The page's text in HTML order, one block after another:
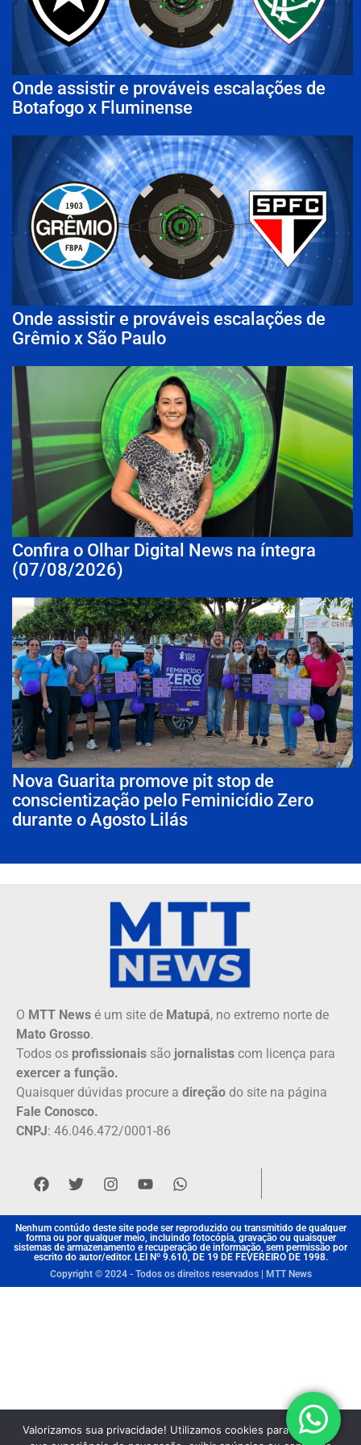
Onde assistir e prováveis escalações de
Botafogo x Fluminense
Onde assistir e prováveis escalações de
Grêmio x São Paulo
Confira o Olhar Digital News na íntegra
(07/08/2026)
Nova Guarita promove pit stop de
conscientização pelo Feminicídio Zero
durante o Agosto Lilás
O MTT News é um site de Matupá, no extremo norte de
Mato Grosso.
Todos os profissionais são jornalistas com licença para
exercer a função.
Quaisquer dúvidas procure a direção do site na página
Fale Conosco.
CNPJ: 46.046.472/0001-86
Nenhum contúdo deste site pode ser reproduzido ou transmitido de qualquer
forma ou por qualquer meio, incluindo fotocópia, gravação ou quaisquer
sistemas de armazenamento e recuperação de informação, sem permissão por
escrito do autor/editor. LEI Nº 9.610, DE 19 DE FEVEREIRO DE 1998.
Copyright © 2024 - Todos os direitos reservados | MTT News
Valorizamos sua privacidade! Utilizamos cookies para aprimorar